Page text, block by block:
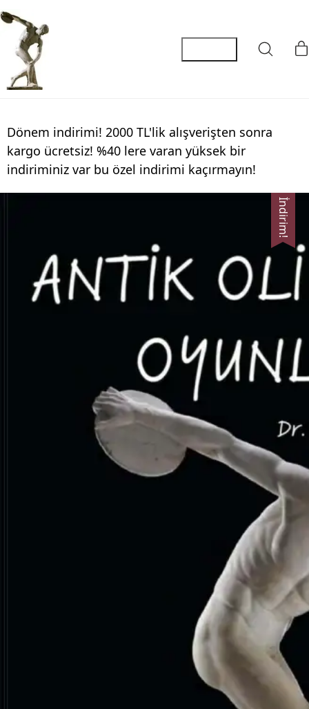
Dönem indirimi! 2000 TL'lik alışverişten sonra
kargo ücretsiz! %40 lere varan yüksek bir
indiriminiz var bu özel indirimi kaçırmayın!
İndirim!